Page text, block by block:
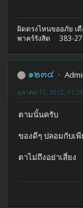
ผิดตรงไหนขออภัย เ
พาคร์รังสิต 383-
๑๒๓๔
ตุลาคม 11, 2012,
ตามนั้นครับ
ของดีๆ ปลอมกับเ
ตาไม่ถึงอย่าเสี่ยง